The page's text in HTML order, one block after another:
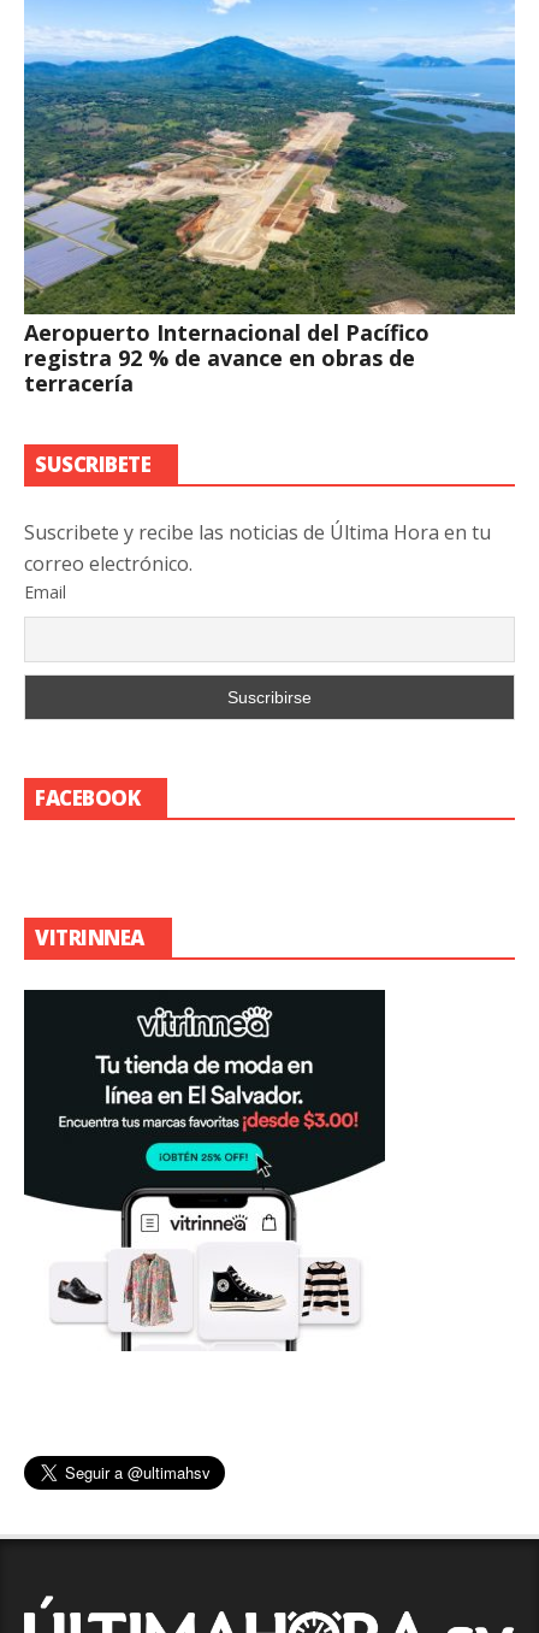
Aeropuerto Internacional del Pacífico
registra 92 % de avance en obras de
terracería
SUSCRIBETE
Suscribete y recibe las noticias de Última Hora en tu
correo electrónico.
Email
FACEBOOK
VITRINNEA